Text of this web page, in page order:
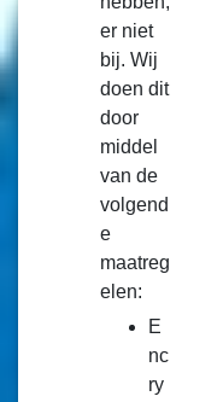
er niet
bij. Wij
doen dit
door
middel
van de
volgend
e
maatreg
elen:
E
nc
ry